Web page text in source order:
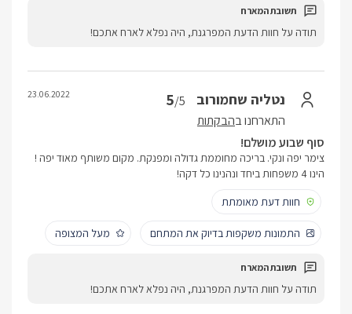
תודה על חוות הדעת המפרגנת, היה נפלא לארח אתכם!
נטליה שחמורוב 5/5
התארחנו בהבקתות
23.06.2022
סוף שבוע מושלם!
צימר יפה ונקי. בריכה מחוממת גדולה ומפנקת. מקום משותף מאוד יפה !
הינו 4 משפחות ביחד ונהנינו כל דקה!
חוות דעת מאומתת
התמונות משקפות בדיוק את המתחם מעל המצופה
תודה על חוות הדעת המפרגנת, היה נפלא לארח אתכם!